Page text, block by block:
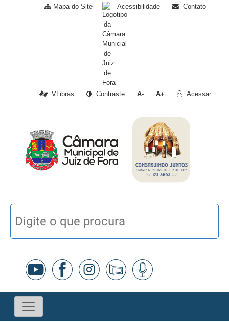
Mapa do Site Acessibilidade Contato
VLibras Contraste A- A+ Acessar